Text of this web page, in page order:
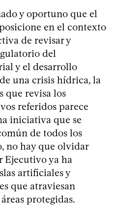
y oportuno que el
en el contexto
de revisar y
del
y el desarrollo
una crisis hídrica, la
que revisa los
referidos parece
iniciativa que se
de todos los
no hay que olvidar
Ejecutivo ya ha
artificiales y
que atraviesan
protegidas.